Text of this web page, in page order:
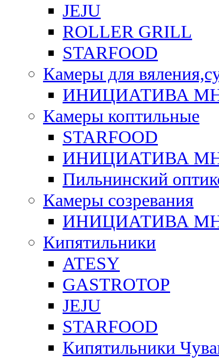
JEJU
ROLLER GRILL
STARFOOD
Камеры для
ИНИЦИАТИВА
Камеры коптильные
STARFOOD
ИНИЦИАТИВА
Пильнинский
Камеры созревания
ИНИЦИАТИВА
Кипятильники
ATESY
GASTROTOP
JEJU
STARFOOD
Кипятильники